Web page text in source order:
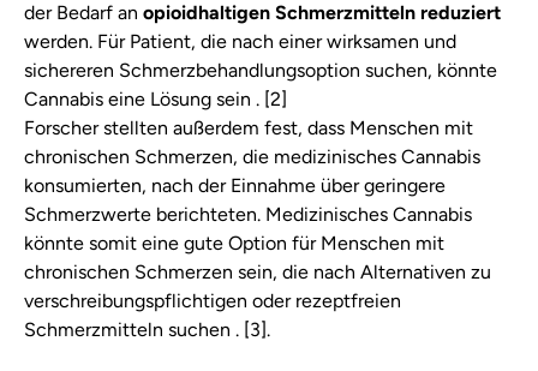
der Bedarf an opioidhaltigen Schmerzmitteln reduziert
werden. Für Patient, die nach einer wirksamen und
sichereren Schmerzbehandlungsoption suchen, könnte
Cannabis eine Lösung sein . [2]
Forscher stellten außerdem fest, dass Menschen mit
chronischen Schmerzen, die medizinisches Cannabis
konsumierten, nach der Einnahme über geringere
Schmerzwerte berichteten. Medizinisches Cannabis
könnte somit eine gute Option für Menschen mit
chronischen Schmerzen sein, die nach Alternativen zu
verschreibungspflichtigen oder rezeptfreien
Schmerzmitteln suchen . [3].